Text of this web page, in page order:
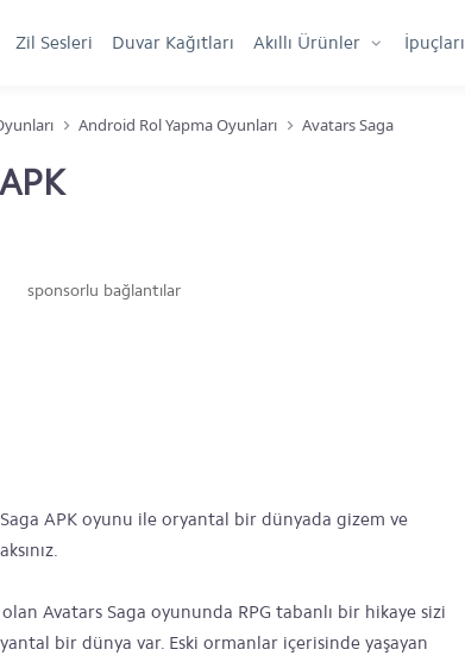
Zil Sesleri Duvar Kağıtları Akıllı Ürünler İpuçları
Android Rol Yapma Oyunları Avatars Saga
sponsorlu bağlantılar
APK oyunu ile oryantal bir dünyada gizem ve
Avatars Saga oyununda RPG tabanlı bir hikaye sizi
bir dünya var. Eski ormanlar içerisinde yaşayan